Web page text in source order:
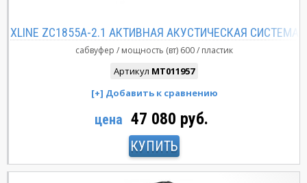
XLINE ZC1855A-2.1 АКТИВНАЯ АКУСТИЧЕСКАЯ СИСТЕМА
сабвуфер мощность (вт) 600 пластик
Артикул MT011957
цена 47 080 руб.
КУПИТЬ